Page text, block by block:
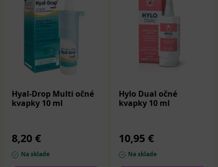
Hyal-Drop Multi očné
kvapky 10 ml
8,20 €
Na sklade
Hylo Dual očné
kvapky 10 ml
10,95 €
Na sklade